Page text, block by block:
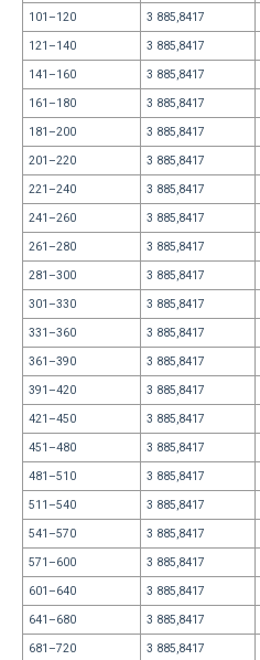
101–120 3 885,8417
121–140
3 885,8417
141–160
3 885,8417
161–180
3 885,8417
181–200
3 885,8417
201–220
3 885,8417
221–240
3 885,8417
241–260
3 885,8417
261–280
3 885,8417
281–300
3 885,8417
301–330
3 885,8417
331–360
3 885,8417
361–390
3 885,8417
391–420
3 885,8417
421–450
3 885,8417
451–480
3 885,8417
481–510
3 885,8417
511–540
3 885,8417
541–570
3 885,8417
571–600
3 885,8417
601–640
3 885,8417
641–680
3 885,8417
681–720
3 885,8417